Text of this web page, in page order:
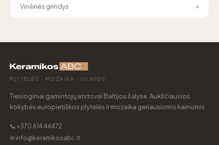
Vinilinės grindys →
PLYTELĖS · MOZAIKA · VILNIUS
Tiesioginiai gamintojų atstovai Baltijos šalyse. Aukščiausios
kokybės europietiškos plytelės ir mozaika geriausiomis kainomis.
📞 +370 614 44472
✉ info@keramikosabc.lt